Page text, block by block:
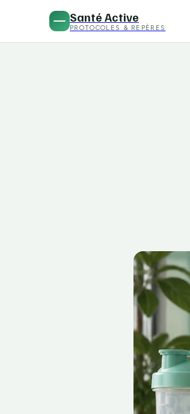
Santé Active
PROTOCOLES & REPÈRES